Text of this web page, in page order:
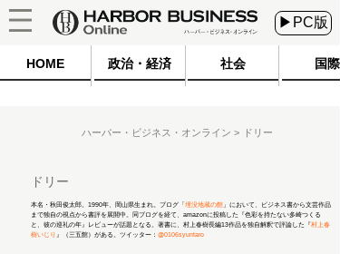
▶PC版
HOME 政治・経済 社会 国際
ハーバー・ビジネス・オンライン ドリー
ドリー
本名・秋田俊太郎。1990年、岡山県生まれ。ブログ「埋没地蔵の館 」において、ビジネス書から文芸作品
まで独自の視点から書評を展開中。同ブログを経て、amazonに投稿した『色彩を持たない多崎つくる
と、彼の巡礼の年』レビューが話題となる。著書に、村上春樹長編13作品を独自解釈で評論した『村上春
樹いじり 』（三五館）がある。ツイッター： @0106syuntaro